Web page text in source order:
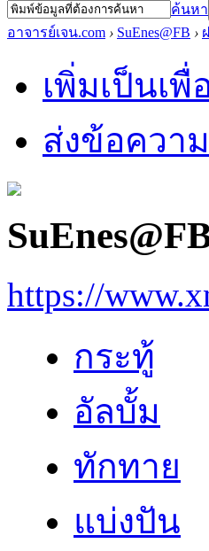
ค้นหา
อาจารย์เจน.com › SuEnes@FB ›
เพิ่มเป็นเพื่
ส่งข้อความ
https://
กระทู้
อัลบั้ม
ทักทาย
แบ่งปัน